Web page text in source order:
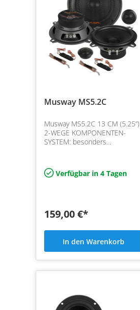
Musway MS5.2C
Musway MS5.2C 13 CM (5.25”)
2-WEGE KOMPONENTEN-
SYSTEM: besonders
Verbundmembranen mit
Bambusfaser-Struktur, die
Verfügbar in 4 Tagen
159,00 €*
In den Warenkorb